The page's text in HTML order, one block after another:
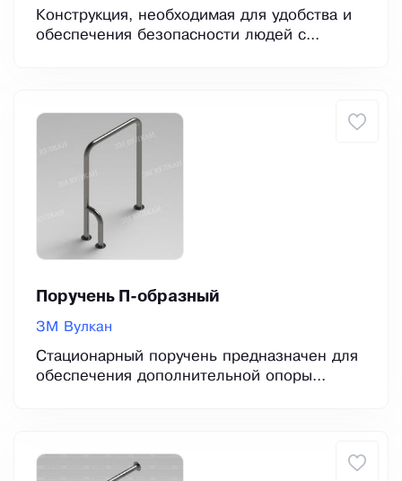
Конструкция, необходимая для удобства и
обеспечения безопасности людей с...
Поручень П-образный
ЗМ Вулкан
Стационарный поручень предназначен для
обеспечения дополнительной опоры...